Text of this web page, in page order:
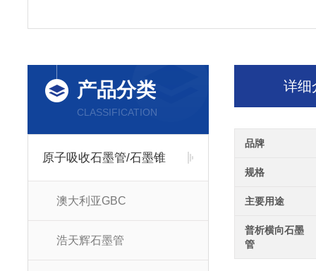
产品分类
CLASSIFICATION
原子吸收石墨管/石墨锥
澳大利亚GBC
浩天辉石墨管
详细
品牌
规格
主要用途
普析横向石墨
管